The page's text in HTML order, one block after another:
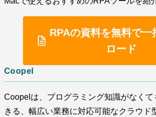
RPAの資料を無料で一
ロード
Coopel
Coopelは、プログラミング知識がなく
きる、幅広い業務に対応可能なクラウド